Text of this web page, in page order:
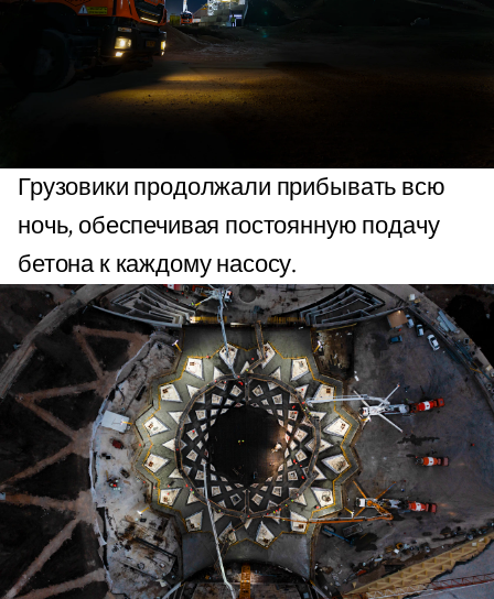
Грузовики продолжали прибывать всю
ночь, обеспечивая постоянную подачу
бетона к каждому насосу.